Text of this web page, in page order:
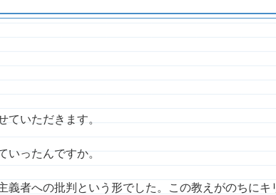
ていただきます。
いったんですか。
義者への批判という形でした。この教えがのちにキ